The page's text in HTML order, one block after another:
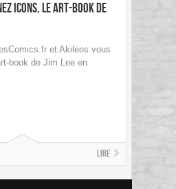
Icons, le art-book de
et Akileos vous
book de Jim Lee en
Lire